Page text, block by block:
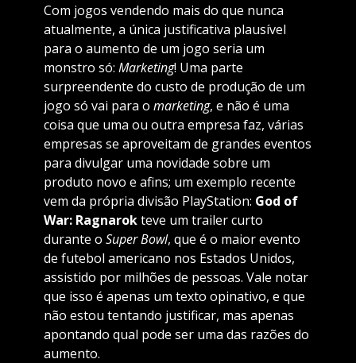
Com jogos vendendo mais do que nunca
atualmente, a única justificativa plausível
para o aumento de um jogo seria um
monstro só: Marketing! Uma parte
surpreendente do custo de produção de um
jogo só vai para o marketing, e não é uma
coisa que uma ou outra empresa faz, várias
empresas se aproveitam de grandes eventos
para divulgar uma novidade sobre um
produto novo e afins; um exemplo recente
vem da própria divisão PlayStation: God of
War: Ragnarokteve um trailer curto
durante o Super Bowl, que é o maior evento
de futebol americano nos Estados Unidos,
assistido por milhões de pessoas. Vale notar
que isso é apenas um texto opinativo, e que
não estou tentando justificar, mas apenas
apontando qual pode ser uma das razões do
aumento.